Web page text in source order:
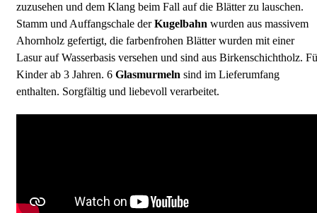
zuzusehen und dem Klang beim Fall auf die Blätter zu lauschen.
Stamm und Auffangschale derKugelbahn wurden aus massivem
Ahornholz gefertigt, die farbenfrohen Blätter wurden mit einer
Lasur auf Wasserbasis versehen und sind aus Birkenschichtholz.
Kinder ab 3 Jahren. 6 Glasmurmeln sind im Lieferumfang
enthalten. Sorgfältig und liebevoll verarbeitet.